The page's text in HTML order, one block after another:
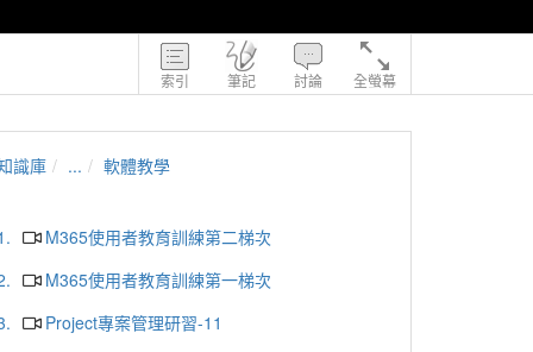
索引 筆記 討論 全螢幕
識庫 ... 軟體教學
M365使用者教育訓練第二梯次
M365使用者教育訓練第一梯次
Project專案管理研習-11